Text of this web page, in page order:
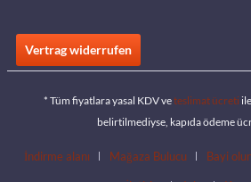
Vertrag widerrufen
* Tüm fiyatlara yasal KDV veteslimat ücreti
belirtilmediyse, kapıda ödeme
İndirme alanı Mağaza Bulucu Bayi